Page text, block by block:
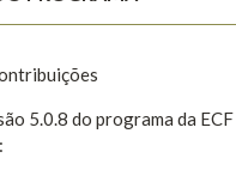
5.0.8 do programa da ECF